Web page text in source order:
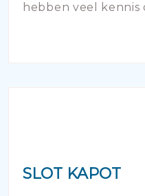
hebben veel kennis
SLOT KAPOT